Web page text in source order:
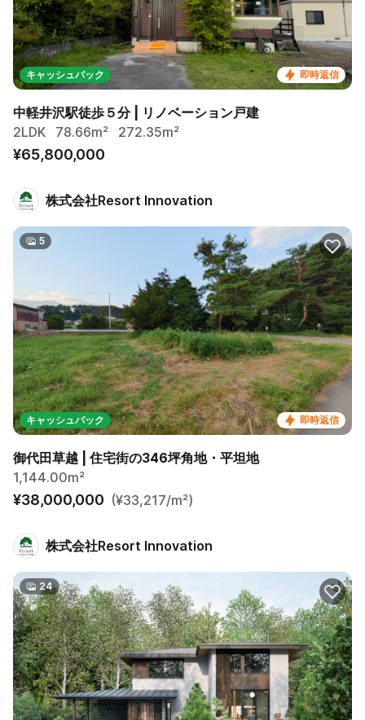
即時返信
キャッシュバック
中軽井沢駅徒歩５分 | リノベーション戸建
2LDK
78.66m² 272.35m²
¥65,800,000
株式会社Resort Innovation
即時返信
キャッシュバック
5
御代田草越 | 住宅街の346坪角地・平坦地
1,144.00m²
¥38,000,000 (¥33,217/m²)
株式会社Resort Innovation
24